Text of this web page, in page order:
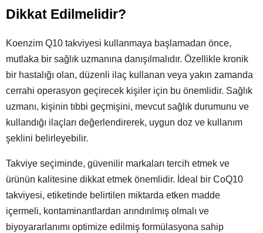
Dikkat Edilmelidir?
Koenzim Q10 takviyesi kullanmaya başlamadan önce,
mutlaka bir sağlık uzmanına danışılmalıdır. Özellikle kronik
bir hastalığı olan, düzenli ilaç kullanan veya yakın zamanda
cerrahi operasyon geçirecek kişiler için bu önemlidir. Sağlık
uzmanı, kişinin tıbbi geçmişini, mevcut sağlık durumunu ve
kullandığı ilaçları değerlendirerek, uygun doz ve kullanım
şeklini belirleyebilir.
Takviye seçiminde, güvenilir markaları tercih etmek ve
ürünün kalitesine dikkat etmek önemlidir. İdeal bir CoQ10
takviyesi, etiketinde belirtilen miktarda etken madde
içermeli, kontaminantlardan arındırılmış olmalı ve
biyoyararlanımı optimize edilmiş formülasyona sahip